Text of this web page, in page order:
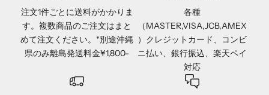
注文1件ごとに送料がかかりま
す。複数商品のご注文はまと
めて注文ください。*別途沖縄
県のみ離島発送料金¥1,800-
各種
（MASTER,VISA,JCB,AMEX
）クレジットカード、コンビ
ニ払い、銀行振込、楽天ペイ
対応